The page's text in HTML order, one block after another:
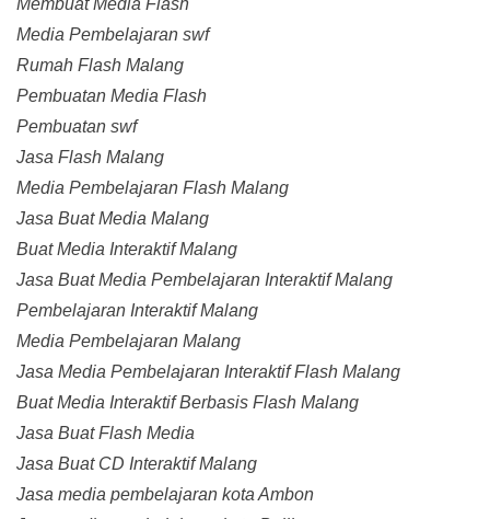
Membuat Media Flash
Media Pembelajaran swf
Rumah Flash Malang
Pembuatan Media Flash
Pembuatan swf
Jasa Flash Malang
Media Pembelajaran Flash Malang
Jasa Buat Media Malang
Buat Media Interaktif Malang
Jasa Buat Media Pembelajaran Interaktif Malang
Pembelajaran Interaktif Malang
Media Pembelajaran Malang
Jasa Media Pembelajaran Interaktif Flash Malang
Buat Media Interaktif Berbasis Flash Malang
Jasa Buat Flash Media
Jasa Buat CD Interaktif Malang
Jasa media pembelajaran kota Ambon